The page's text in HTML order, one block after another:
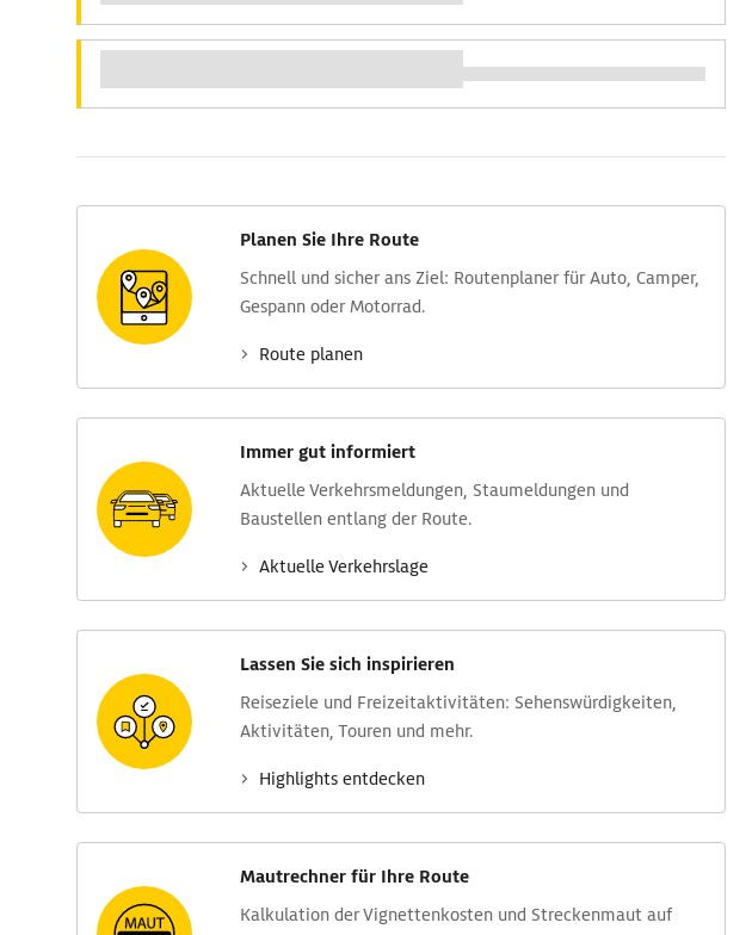
Planen Sie Ihre Route
Schnell und sicher ans Ziel: Routen­planer für Auto, Camper,
Gespann oder Motorrad.
Route planen
Immer gut informiert
Aktuelle Verkehrs­meldungen, Stau­meldungen und
Baustellen entlang der Route.
Aktuelle Verkehrs­lage
Lassen Sie sich inspirieren
Reise­ziele und Freizeit­aktivitäten: Sehens­würdig­keiten,
Aktivitäten, Touren und mehr.
Highlights entdecken
Mautrechner für Ihre Route
Kalkulation der Vignettenkosten und Streckenmaut auf